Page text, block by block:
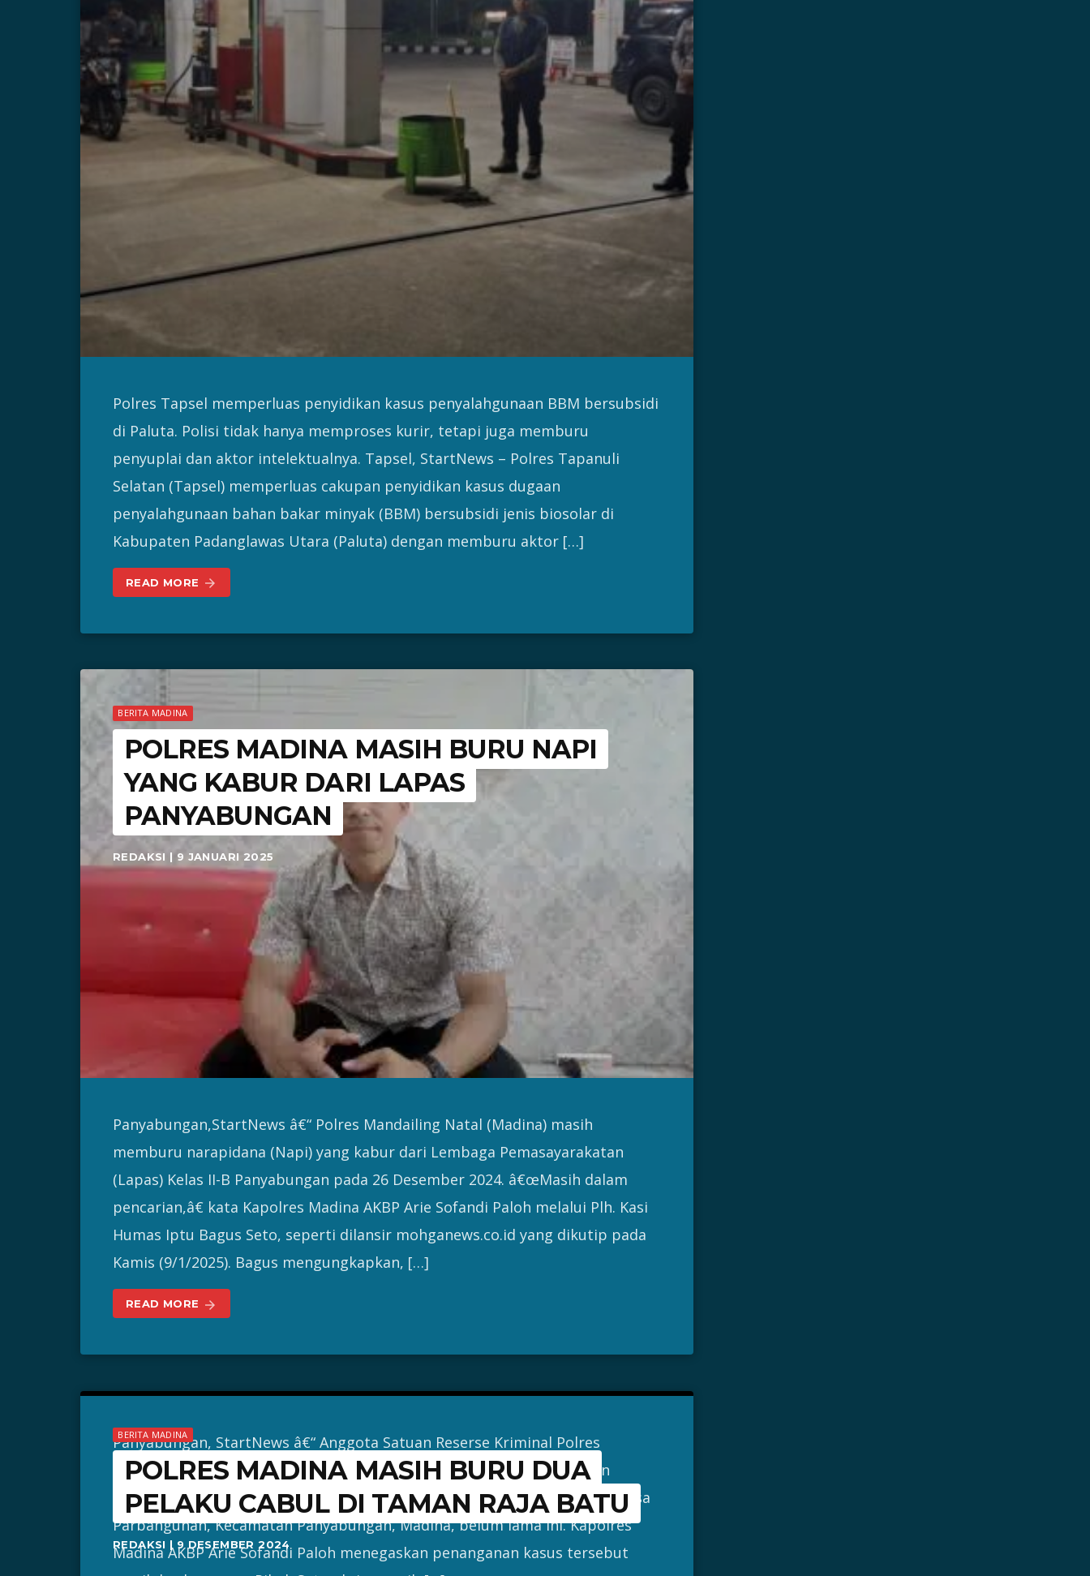
Polres Tapsel memperluas penyidikan kasus penyalahgunaan BBM bersubsidi
di Paluta. Polisi tidak hanya memproses kurir, tetapi juga memburu
penyuplai dan aktor intelektualnya. Tapsel, StartNews – Polres Tapanuli
Selatan (Tapsel) memperluas cakupan penyidikan kasus dugaan
penyalahgunaan bahan bakar minyak (BBM) bersubsidi jenis biosolar di
Kabupaten Padanglawas Utara (Paluta) dengan memburu aktor […]
READ MORE arrow_forward
BERITA MADINA
POLRES MADINA MASIH BURU NAPI
YANG KABUR DARI LAPAS
PANYABUNGAN
REDAKSI | 9 JANUARI 2025
Panyabungan,StartNews â€“ Polres Mandailing Natal (Madina) masih
memburu narapidana (Napi) yang kabur dari Lembaga Pemasayarakatan
(Lapas) Kelas II-B Panyabungan pada 26 Desember 2024. â€œMasih dalam
pencarian,â€ kata Kapolres Madina AKBP Arie Sofandi Paloh melalui Plh. Kasi
Humas Iptu Bagus Seto, seperti dilansir mohganews.co.id yang dikutip pada
Kamis (9/1/2025). Bagus mengungkapkan, […]
READ MORE arrow_forward
BERITA MADINA
POLRES MADINA MASIH BURU DUA
PELAKU CABUL DI TAMAN RAJA BATU
REDAKSI | 9 DESEMBER 2024
Panyabungan, StartNews â€“ Anggota Satuan Reserse Kriminal Polres
Mandailing Natal (Madina) masih memburu dua pelaku pemerasan dan
pencabulan terhadap seorang wanita di objek wisata Taman Raja Batu, Desa
Parbangunan, Kecamatan Panyabungan, Madina, belum lama ini. Kapolres
Madina AKBP Arie Sofandi Paloh menegaskan penanganan kasus tersebut